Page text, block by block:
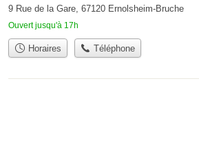
9 Rue de la Gare, 67120 Ernolsheim-Bruche
Ouvert jusqu'à 17h
Horaires Téléphone